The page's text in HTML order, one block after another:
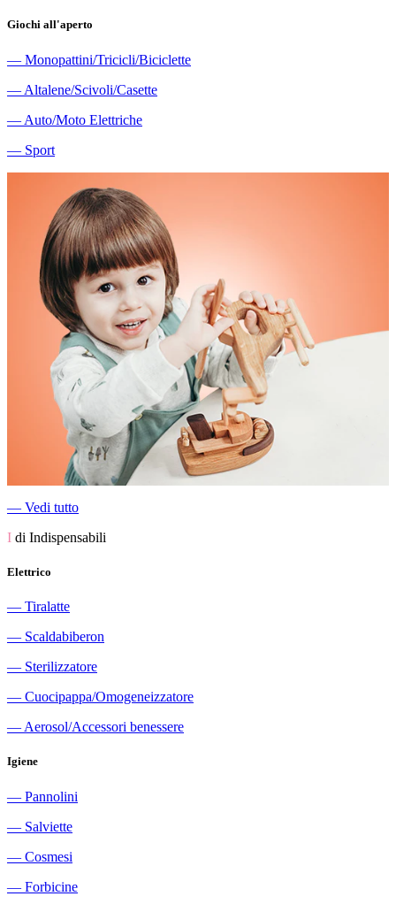
Giochi all'aperto
― Monopattini/Tricicli/Biciclette
― Altalene/Scivoli/Casette
― Auto/Moto Elettriche
― Sport
― Vedi tutto
I di Indispensabili
Elettrico
― Tiralatte
― Scaldabiberon
― Sterilizzatore
― Cuocipappa/Omogeneizzatore
― Aerosol/Accessori benessere
Igiene
― Pannolini
― Salviette
― Cosmesi
― Forbicine